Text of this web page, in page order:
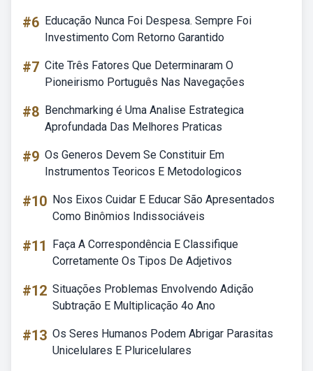
#6 Educação Nunca Foi Despesa. Sempre Foi
Investimento Com Retorno Garantido
#7 Cite Três Fatores Que Determinaram O
Pioneirismo Português Nas Navegações
#8 Benchmarking é Uma Analise Estrategica
Aprofundada Das Melhores Praticas
#9 Os Generos Devem Se Constituir Em
Instrumentos Teoricos E Metodologicos
#10 Nos Eixos Cuidar E Educar São Apresentados
Como Binômios Indissociáveis
#11
Faça A Correspondência E Classifique
Corretamente Os Tipos De Adjetivos
#12 Situações Problemas Envolvendo Adição
Subtração E Multiplicação 4o Ano
#13 Os Seres Humanos Podem Abrigar Parasitas
Unicelulares E Pluricelulares